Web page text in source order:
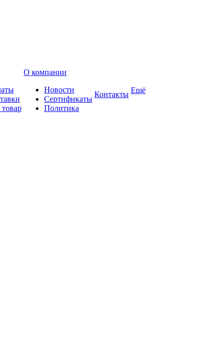
О компании
Новости
Сертификаты
Политика
Контакты Ещё